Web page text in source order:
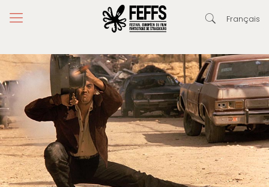
Français